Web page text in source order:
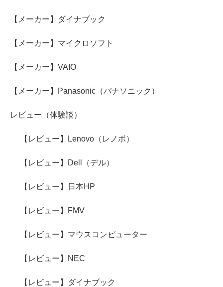
【メーカー】ダイナブック
【メーカー】マイクロソフト
【メーカー】VAIO
【メーカー】Panasonic（パナソニック）
レビュー（体験談）
【レビュー】Lenovo（レノボ）
【レビュー】Dell（デル）
【レビュー】日本HP
【レビュー】FMV
【レビュー】マウスコンピューター
【レビュー】NEC
【レビュー】ダイナブック